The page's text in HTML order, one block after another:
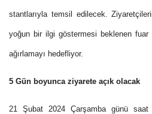
stantlarıyla temsil edilecek.
yoğun bir ilgi göstermesi beklenen fuar
ağırlamayı hedefliyor.
5 Gün boyunca ziyarete açık olacak
21 Şubat 2024 Çarşamba günü saat